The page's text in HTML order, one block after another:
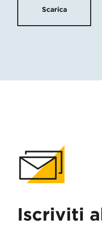
Scarica
Iscriviti